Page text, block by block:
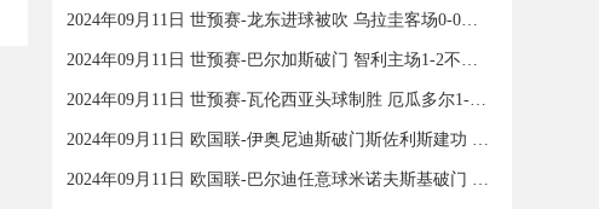
2024年09月11日 世预赛-龙东进球被吹 乌拉圭客场0-0闷平委内瑞拉
2024年09月11日 世预赛-巴尔加斯破门 智利主场1-2不敌玻利维亚
2024年09月11日 世预赛-瓦伦西亚头球制胜 厄瓜多尔1-0秘鲁
2024年09月11日 欧国联-伊奥尼迪斯破门斯佐利斯建功 爱尔兰0-2希腊
2024年09月11日 欧国联-巴尔迪任意球米诺夫斯基破门 十人北马其顿2-0亚美尼亚